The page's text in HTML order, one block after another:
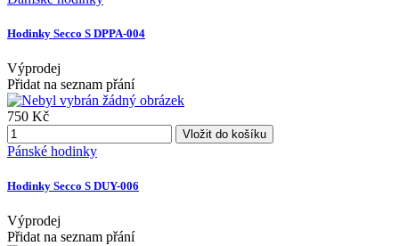
Hodinky Secco S DPPA-004
Výprodej
Přidat na seznam přání
750 Kč
Vložit do košíku
Pánské hodinky
Hodinky Secco S DUY-006
Výprodej
Přidat na seznam přání